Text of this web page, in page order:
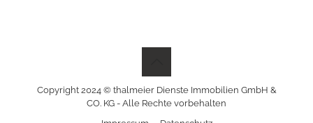
Copyright 2024 © thalmeier Dienste Immobilien GmbH &
CO. KG - Alle Rechte vorbehalten